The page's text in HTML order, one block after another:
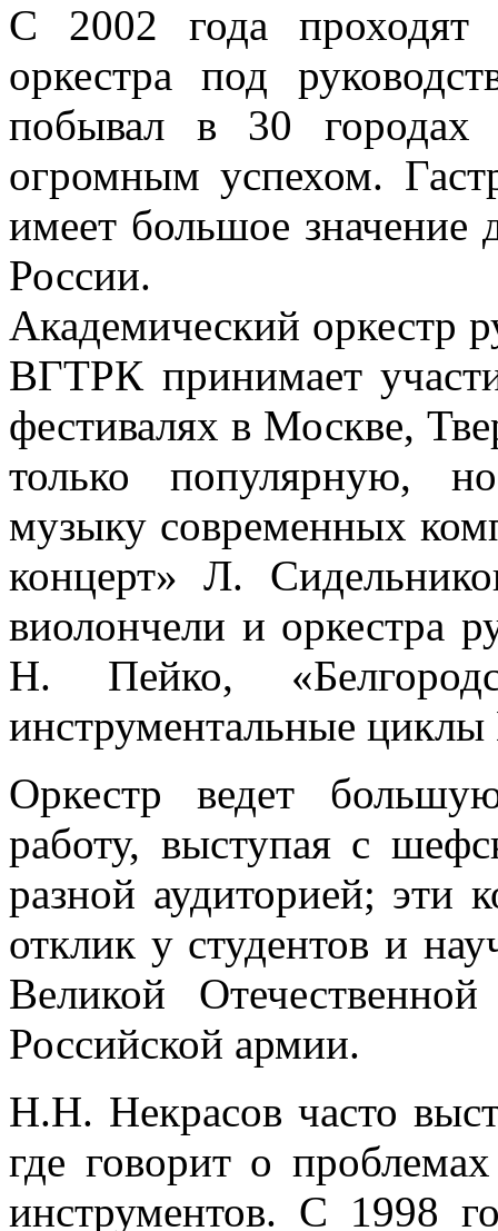
С 2002 года проходят
оркестра под
побывал в 30
огромным успехом.
имеет большое значение
России.
Академический оркестр
ВГТРК принимает
фестивалях в Москве,
только популярную,
музыку современных
концерт» Л.
виолончели и оркестра
Н. Пейко,
инструментальные
Оркестр ведет большую
работу, выступая с
разной аудиторией; эти
отклик у студентов и
Великой
Российской армии.
Н.Н. Некрасов часто
где говорит о
инструментов. С 1998